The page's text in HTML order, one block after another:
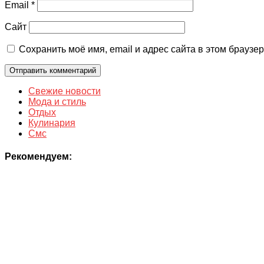
Email *
Сайт
Сохранить моё имя, email и адрес сайта в этом
Свежие новости
Мода и стиль
Отдых
Кулинария
Смс
Рекомендуем: